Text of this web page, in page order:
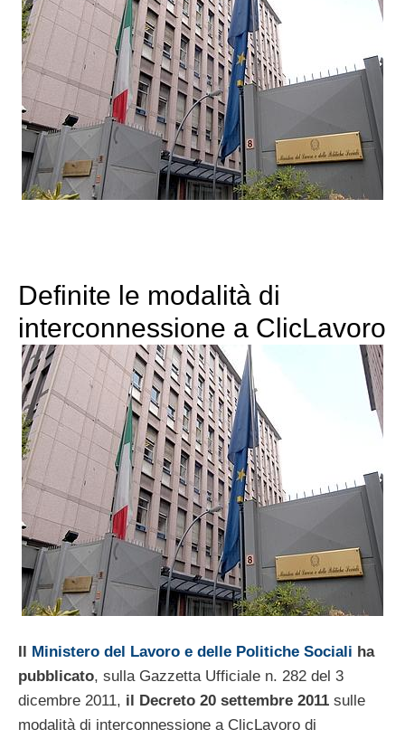
Definite le modalità di
interconnessione a ClicLavoro
Il Ministero del Lavoro e delle Politiche Sociali ha
pubblicato, sulla Gazzetta Ufficiale n. 282 del 3
dicembre 2011, il Decreto 20 settembre 2011 sulle
modalità di interconnessione a ClicLavoro di